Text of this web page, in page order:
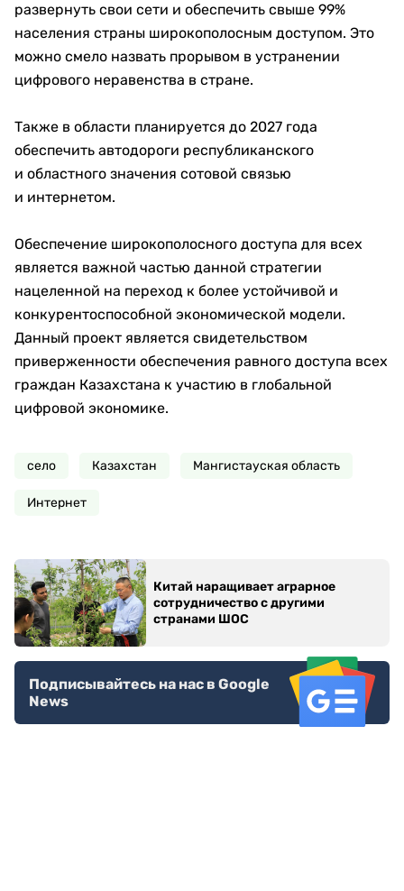
развернуть свои сети и обеспечить свыше 99%
населения страны широкополосным доступом. Это
можно смело назвать прорывом в устранении
цифрового неравенства в стране.
Также в области планируется до 2027 года
обеспечить автодороги республиканского
и областного значения сотовой связью
и интернетом.
Обеспечение широкополосного доступа для всех
является важной частью данной стратегии
нацеленной на переход к более устойчивой и
конкурентоспособной экономической модели.
Данный проект является свидетельством
приверженности обеспечения равного доступа всех
граждан Казахстана к участию в глобальной
цифровой экономике.
село Казахстан Мангистауская область
Интернет
Китай наращивает аграрное
сотрудничество с другими
странами ШОС
Подписывайтесь на нас в Google
News